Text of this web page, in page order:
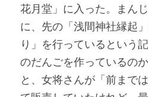
花月堂」に入った。まん
に、先の「浅間神社縁起
り」を行っているという
のだんごを作っているの
と、女将さんが「前まで